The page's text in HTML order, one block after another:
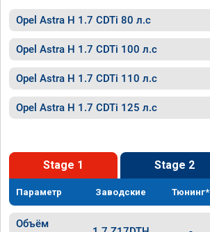
Opel Astra H 1.7 CDTi 80 л.с
Opel Astra H 1.7 CDTi 100 л.с
Opel Astra H 1.7 CDTi 110 л.с
Opel Astra H 1.7 CDTi 125 л.с
Stage 1 Stage 2
Параметр Заводские Тюнинг*
Объём